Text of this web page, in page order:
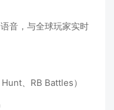
音，与全球玩家实时
、RB Battles）